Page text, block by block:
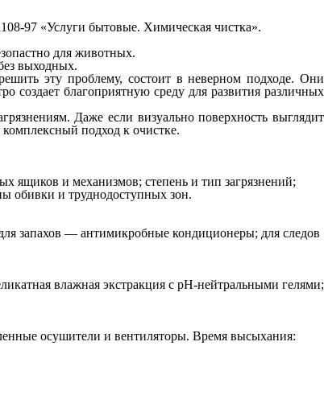
«Услуги бытовые. Химическая чистка».
для животных.
выходных.
эту проблему, состоит в неверном подходе. Они
создает благоприятную среду для развития различных
Даже если визуально поверхность выглядит
подход к очистке.
ящиков и механизмов; степень и тип загрязнений;
обивки и труднодоступных зон.
запахов — антимикробные кондиционеры; для следов
влажная экстракция с pH‑нейтральными гелями;
осушители и вентиляторы. Время высыхания: